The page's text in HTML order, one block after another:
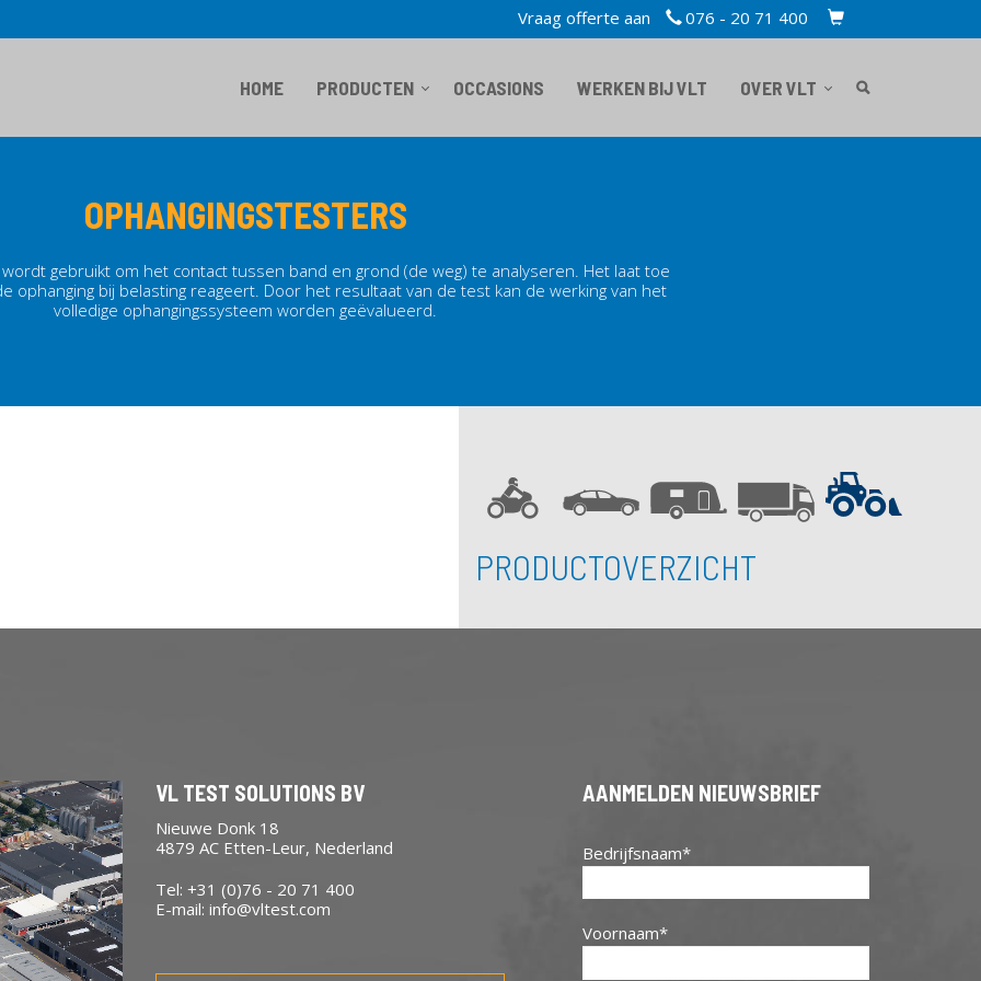
TOPBAR
Vraag offerte aan 076 - 20 71 400
CART
HOME PRODUCTEN OCCASIONS WERKEN BIJ VLT OVER VLT
OPHANGINGSTESTERS
gebruikt om het contact tussen band en grond (de weg) te analyseren. Het laat toe
ophanging bij belasting reageert. Door het resultaat van de test kan de werking van het
volledige ophangingssysteem worden geëvalueerd.
PRODUCTOVERZICHT
VL TEST SOLUTIONS BV
Nieuwe Donk 18
4879 AC Etten-Leur, Nederland
Tel: +31 (0)76 - 20 71 400
E-mail: info@vltest.com
AANMELDEN NIEUWSBRIEF
Bedrijfsnaam
Voornaam